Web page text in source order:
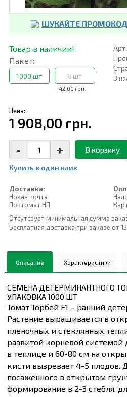
ШУКАЙТЕ ПРОМОКОД
Товар в наличии!
Пакет:
1000 шт
42,00 грн.
8 шт В
Цена:
1 908,00 грн.
- + В корзину
Купить в один клик
Доставка:
Новая почта
Почтомат НП
Отсутсвует минимальная сумма
Бесплатная доставка при заказе от
Описание Характеристики
СЕМЕНА ДЕТЕРМИНАНТНОГО
УПАКОВКА 1000 ШТ
Томат Торбей F1 – ранний
Растение выращивается в
пленочных и стеклянных
развитой корневой системой
в теплице и 60-80 см на
кисти вызревает 4-5 плодов.
посаженного в открытом
формирование в 2-3 стебля,